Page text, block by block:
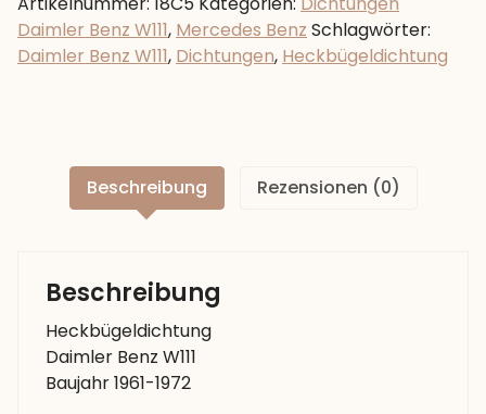
Baujahr
1961-
1972
Daimler Benz W111, Mercedes Benz Schlagwörter:
Daimler Benz W111, Dichtungen, Heckbügeldichtung
Beschreibung Rezensionen (0)
Beschreibung
Heckbügeldichtung
Daimler Benz W111
Baujahr 1961-1972